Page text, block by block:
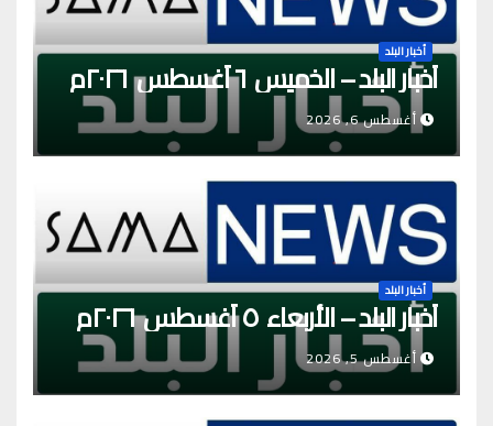
أخبار البلد
أخبار البلد – الخميس ٦ أغسطس ٢٠٢٦م
أغسطس 6, 2026
أخبار البلد
أخبار البلد – الأربعاء ٥ أغسطس ٢٠٢٦م
أغسطس 5, 2026